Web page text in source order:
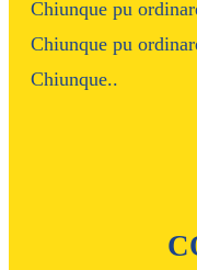
Chiunque pu
Chiunque pu
Chiunque..